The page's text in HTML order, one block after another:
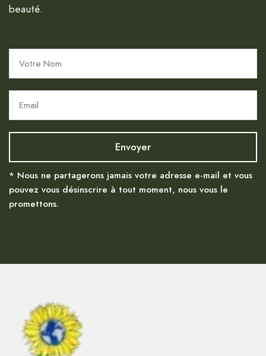
beauté.
* Nous ne partagerons jamais votre adresse e-mail et vous
pouvez vous désinscrire à tout moment, nous vous le
promettons.